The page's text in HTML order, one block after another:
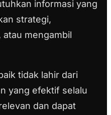
informasi yang
strategi,
mengambil
tidak lahir dari
yang efektif selalu
dan dapat